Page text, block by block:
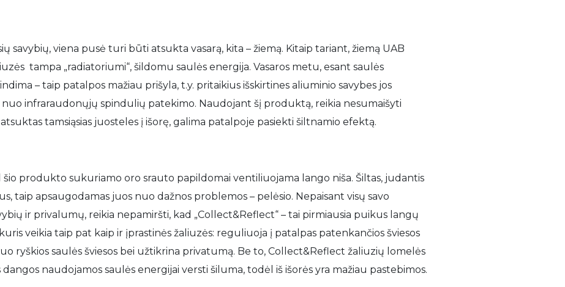
savybių, viena pusė turi būti atsukta vasarą, kita – žiemą. Kitaip tariant, žiemą UAB
tampa „radiatoriumi“, šildomu saulės energija. Vasaros metu, esant saulės
– taip patalpos mažiau prišyla, t.y. pritaikius išskirtines aliuminio savybes jos
nuo infraraudonųjų spindulių patekimo. Naudojant šį produktą, reikia nesumaišyti
tamsiąsias juosteles į išorę, galima patalpoje pasiekti šiltnamio efektą.
produkto sukuriamo oro srauto papildomai ventiliuojama lango niša. Šiltas, judantis
taip apsaugodamas juos nuo dažnos problemos – pelėsio. Nepaisant visų savo
ir privalumų, reikia nepamiršti, kad „Collect&Reflect“ – tai pirmiausia puikus langų
veikia taip pat kaip ir įprastinės žaliuzės: reguliuoja į patalpas patenkančios šviesos
ryškios saulės šviesos bei užtikrina privatumą. Be to, Collect&Reflect žaliuzių lomelės
dangos naudojamos saulės energijai versti šiluma, todėl iš išorės yra mažiau pastebimos.